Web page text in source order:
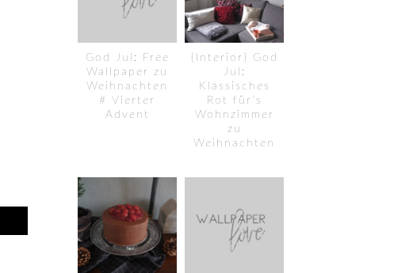
God Jul: Free
Wallpaper zu
Weihnachten
# Vierter
Advent
{Interior} God
Jul:
Klassisches
Rot für’s
Wohnzimmer
zu
Weihnachten